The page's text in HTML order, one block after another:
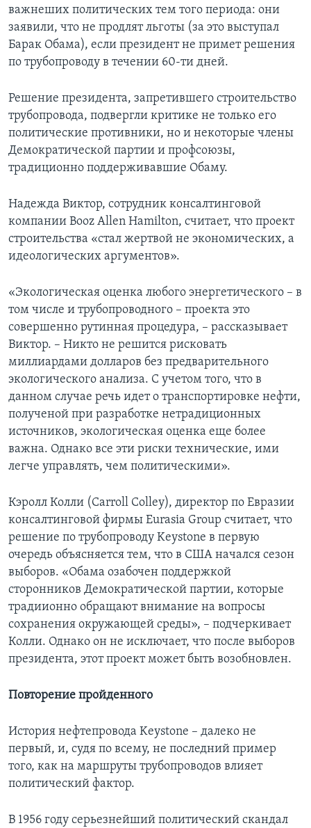
важнеших политических тем того периода: они
заявили, что не продлят льготы (за это выступал
Барак Обама), если президент не примет решения
по трубопроводу в течении 60-ти дней.
Решение президента, запретившего строительство
трубопровода, подвергли критике не только его
политические противники, но и некоторые члены
Демократической партии и профсоюзы,
традиционно поддерживавшие Обаму.
Надежда Виктор, сотрудник консалтинговой
компании Booz Allen Hamilton, считает, что проект
строительства «стал жертвой не экономических, а
идеологических аргументов».
«Экологическая оценка любого энергетического – в
том числе и трубопроводного – проекта это
совершенно рутинная процедура, – рассказывает
Виктор. – Никто не решится рисковать
миллиардами долларов без предварительного
экологического анализа. С учетом того, что в
данном случае речь идет о транспортировке нефти,
полученой при разработке нетрадиционных
источников, экологическая оценка еще более
важна. Однако все эти риски технические, ими
легче управлять, чем политическими».
Кэролл Колли (Carroll Colley), директор по Евразии
консалтинговой фирмы Eurasia Group считает, что
решение по трубопроводу Keystone в первую
очередь объясняется тем, что в США начался сезон
выборов. «Обама озабочен поддержкой
сторонников Демократической партии, которые
традиионно обращают внимание на вопросы
сохранения окружающей среды», – подчеркивает
Колли. Однако он не исключает, что после выборов
президента, этот проект может быть возобновлен.
Повторение пройденного
История нефтепровода Keystone – далеко не
первый, и, судя по всему, не последний пример
того, как на маршруты трубопроводов влияет
политический фактор.
В 1956 году серьезнейший политический скандал